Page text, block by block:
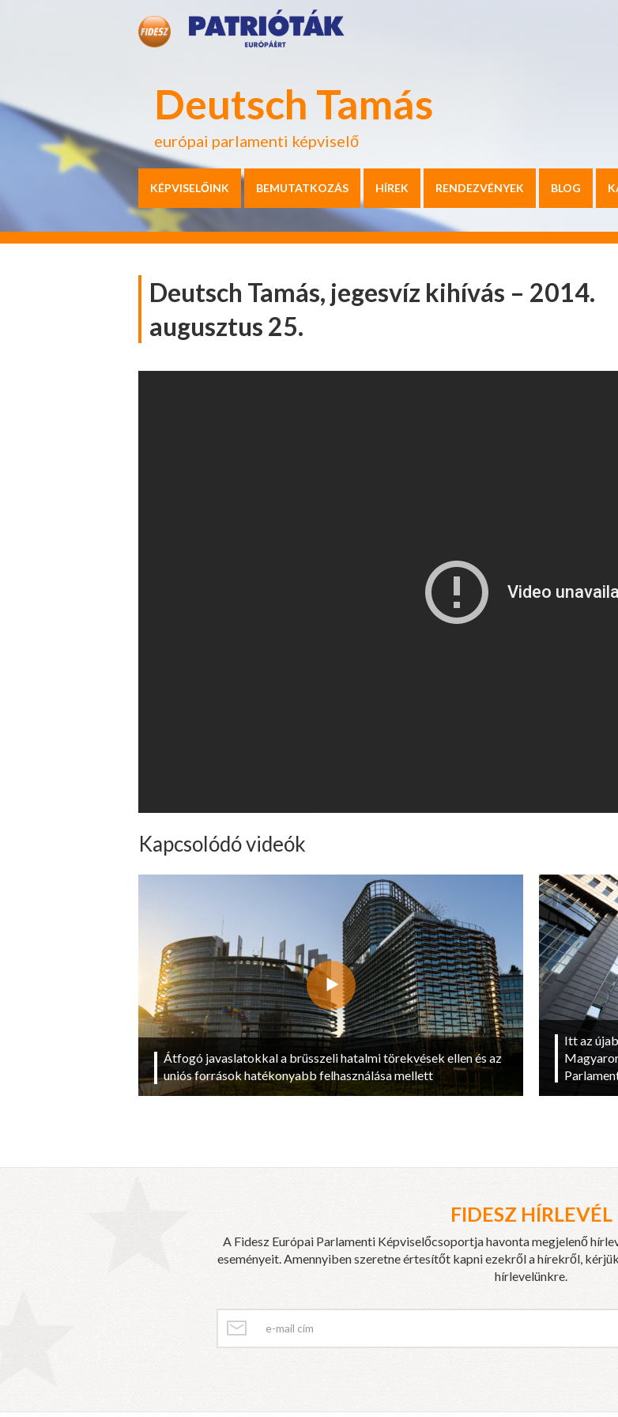
Deutsch Tamás
európai parlamenti képviselő
KÉPVISELŐINK BEMUTATKOZÁS HÍREK RENDEZVÉNYEK BLOG
Deutsch Tamás, jegesvíz kihívás – 2014.
augusztus 25.
Kapcsolódó videók
Átfogó javaslatokkal a brüsszeli hatalmi törekvések ellen és az
uniós források hatékonyabb felhasználása mellett
Itt az
FIDESZ HÍRLEVÉL
A Fidesz Európai Parlamenti Képviselőcsoportja havonta megjelenő
eseményeit. Amennyiben szeretne értesítőt kapni ezekről a hírekről,
hírlevelünkre.